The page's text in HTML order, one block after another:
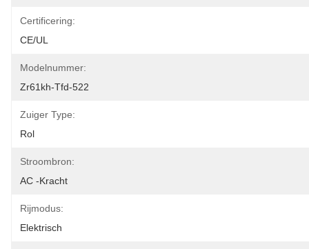
Certificering:
CE/UL
Modelnummer:
Zr61kh-Tfd-522
Zuiger Type:
Rol
Stroombron:
AC -kracht
Rijmodus:
Elektrisch